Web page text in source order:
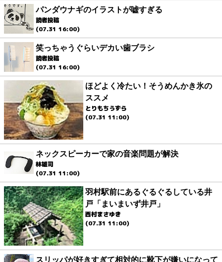
パンダウナギのイラストが嘘すぎる
読者投稿
(07.31 16:00)
笑っちゃうぐらいデカい歯ブラシ
読者投稿
(07.31 16:00)
ほどよく冷たい！そうめんかき氷の
ススメ
とりもちうずら
(07.31 11:00)
ネックスピーカーで家の音楽問題が解決
林雄司
(07.31 11:00)
羽村駅前にあるぐるぐるしている井
戸「まいまいず井戸」
西村まさゆき
(07.31 11:00)
スリッパが好きすぎて相対的に靴下が嫌いになって